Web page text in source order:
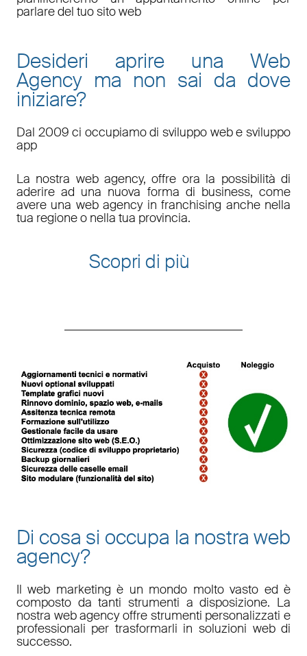
parlare del tuo sito web
Desideri aprire una Web
Agency ma non sai da dove
iniziare?
Dal 2009 ci occupiamo di sviluppo web e sviluppo
app
La nostra web agency, offre ora la possibilità di
aderire ad una nuova forma di business, come
avere una web agency in franchising anche nella
tua regione o nella tua provincia.
Scopri di più
Di cosa si occupa la nostra web
agency?
Ilweb marketing è un mondo molto vasto ed è
composto da tanti strumenti a disposizione. La
nostra web agencyoffre strumenti personalizzati e
professionali per trasformarli in soluzioni web di
successo.